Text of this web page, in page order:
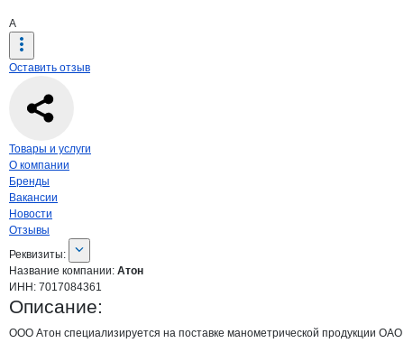
А
Оставить отзыв
Навигация по странице
Товары и услуги
О компании
Бренды
Вакансии
Новости
Отзывы
О компании
Реквизиты
Реквизиты:
Название компании: Атон
ИНН: 7017084361
Описание:
ООО Атон специализируется на поставке манометрической продукции